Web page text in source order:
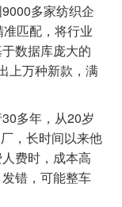
多家纺织企
匹配，将行业
数据库庞大的
上万种新款，满
多年，从20岁
，长时间以来他
费时，成本高
错，可能整车